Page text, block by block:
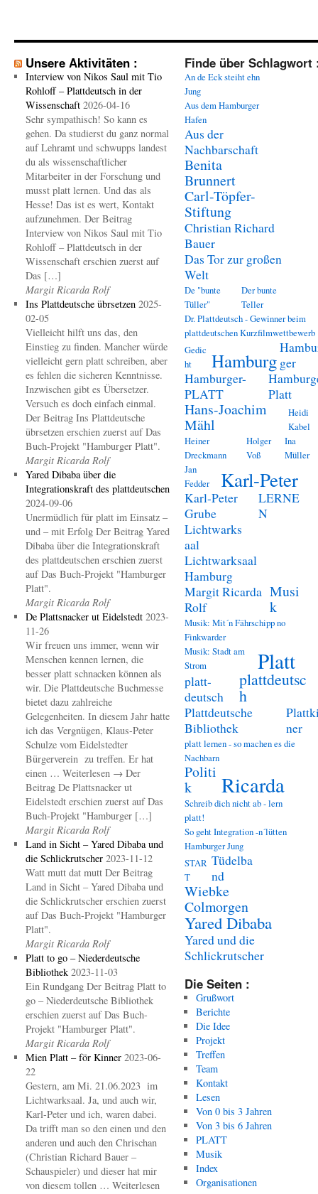
Unsere Aktivitäten :
Interview von Nikos Saul mit Tio
Rohloff – Plattdeutsch in der
Wissenschaft 2026-04-16
Sehr sympathisch! So kann es
gehen. Da studierst du ganz normal
auf Lehramt und schwupps landest
du als wissenschaftlicher
Mitarbeiter in der Forschung und
musst platt lernen. Und das als
Hesse! Das ist es wert, Kontakt
aufzunehmen. Der Beitrag
Interview von Nikos Saul mit Tio
Rohloff – Plattdeutsch in der
Wissenschaft erschien zuerst auf
Das […]
Margit Ricarda Rolf
Ins Plattdeutsche übrsetzen 2025-
02-05
Vielleicht hilft uns das, den
Einstieg zu finden. Mancher würde
vielleicht gern platt schreiben, aber
es fehlen die sicheren Kenntnisse.
Inzwischen gibt es Übersetzer.
Versuch es doch einfach einmal.
Der Beitrag Ins Plattdeutsche
übrsetzen erschien zuerst auf Das
Buch-Projekt "Hamburger Platt".
Margit Ricarda Rolf
Yared Dibaba über die
Integrationskraft des plattdeutschen
2024-09-06
Unermüdlich für platt im Einsatz –
und – mit Erfolg Der Beitrag Yared
Dibaba über die Integrationskraft
des plattdeutschen erschien zuerst
auf Das Buch-Projekt "Hamburger
Platt".
Margit Ricarda Rolf
De Plattsnacker ut Eidelstedt 2023-
11-26
Wir freuen uns immer, wenn wir
Menschen kennen lernen, die
besser platt schnacken können als
wir. Die Plattdeutsche Buchmesse
bietet dazu zahlreiche
Gelegenheiten. In diesem Jahr hatte
ich das Vergnügen, Klaus-Peter
Schulze vom Eidelstedter
Bürgerverein zu treffen. Er hat
einen … Weiterlesen → Der
Beitrag De Plattsnacker ut
Eidelstedt erschien zuerst auf Das
Buch-Projekt "Hamburger […]
Margit Ricarda Rolf
Land in Sicht – Yared Dibaba und
die Schlickrutscher 2023-11-12
Watt mutt dat mutt Der Beitrag
Land in Sicht – Yared Dibaba und
die Schlickrutscher erschien zuerst
auf Das Buch-Projekt "Hamburger
Platt".
Margit Ricarda Rolf
Platt to go – Niederdeutsche
Bibliothek 2023-11-03
Ein Rundgang Der Beitrag Platt to
go – Niederdeutsche Bibliothek
erschien zuerst auf Das Buch-
Projekt "Hamburger Platt".
Margit Ricarda Rolf
Mien Platt – för Kinner 2023-06-
22
Gestern, am Mi. 21.06.2023 im
Lichtwarksaal. Ja, und auch wir,
Karl-Peter und ich, waren dabei.
Da trifft man so den einen und den
anderen und auch den Chrischan
(Christian Richard Bauer –
Schauspieler) und dieser hat mir
von diesem tollen … Weiterlesen
Finde über Schlagwort
An de Eck steiht ehn
Jung
Aus dem Hamburger
Hafen
Aus der
Nachbarschaft
Benita
Brunnert
Carl-Töpfer-
Stiftung
Christian Richard
Bauer
Das Tor zur großen
Welt
De "bunte
Tüller"
Der bunte
Teller
Dr. Plattdeutsch - Gewinner beim
plattdeutschen Kurzfilmwettbewerb
Gedic
ht
Hamburg ger
Hamburger-
PLATT
Platt
Hans-Joachim
Mähl
Heidi
Kabel
Heiner
Dreckmann
Holger
Voß
Ina
Müller
Jan
Fedder
Karl-Peter
Karl-Peter
Grube
LERNE
N
Lichtwarks
aal
Lichtwarksaal
Hamburg
Margit Ricarda
Rolf
Musi
k
Musik: Mit´n Fährschipp no
Finkwarder
Musik: Stadt am
Strom
Platt
platt-
deutsch
plattdeutsc
h
Plattdeutsche
Bibliothek
ner
platt lernen - so machen es die
Nachbarn
Politi
k
Ricarda
Schreib dich nicht ab - lern
platt!
So geht Integration -n´lütten
Hamburger Jung
STAR
T
Tüdelba
nd
Wiebke
Colmorgen
Yared Dibaba
Yared und die
Schlickrutscher
Die Seiten :
Grußwort
Berichte
Die Idee
Projekt
Treffen
Team
Kontakt
Lesen
Von 0 bis 3 Jahren
Von 3 bis 6 Jahren
PLATT
Musik
Index
Organisationen